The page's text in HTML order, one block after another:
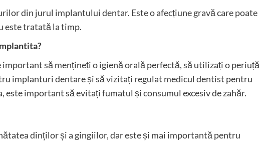
din jurul implantului dentar. Este o afecțiune gravă care poate
este tratată la timp.
să mențineți o igienă orală perfectă, să utilizați o periuță
implanturi dentare și să vizitați regulat medicul dentist pentru
este important să evitați fumatul și consumul excesiv de zahăr.
dinților și a gingiilor, dar este și mai importantă pentru